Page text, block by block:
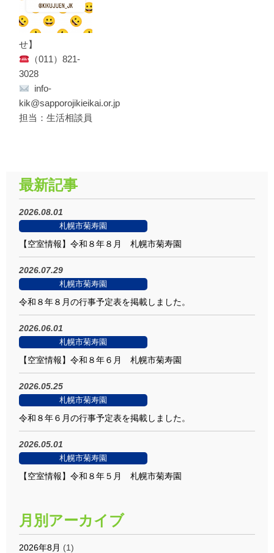
せ
（011）821-
info-
担当：生活相談員
最新記事
2026.08.01
札幌市菊寿園
【空室情報】令和８年８月 札幌市菊寿園
2026.07.29
札幌市菊寿園
令和８年８月の行事予定表を掲載しました。
2026.06.01
札幌市菊寿園
【空室情報】令和８年６月 札幌市菊寿園
2026.05.25
札幌市菊寿園
令和８年６月の行事予定表を掲載しました。
2026.05.01
札幌市菊寿園
【空室情報】令和８年５月 札幌市菊寿園
月別アーカイブ
2026年8月 (1)